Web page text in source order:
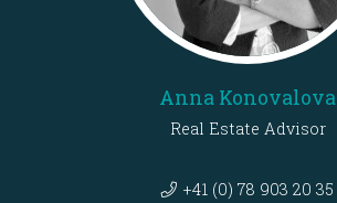
Anna Konovalova
Real Estate Advisor
+41 (0) 78 903 20 35